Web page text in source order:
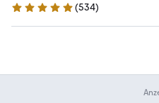
4.9 Sterne
(534)